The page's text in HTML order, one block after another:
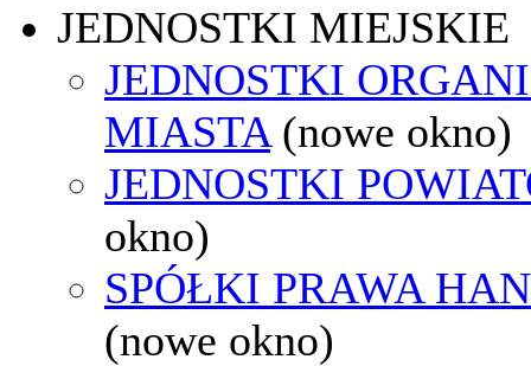
JEDNOSTKI MIEJSKIE
JEDNOSTKI
MIASTA (nowe okno)
JEDNOSTKI
okno)
SPÓŁKI PRAWA
(nowe okno)